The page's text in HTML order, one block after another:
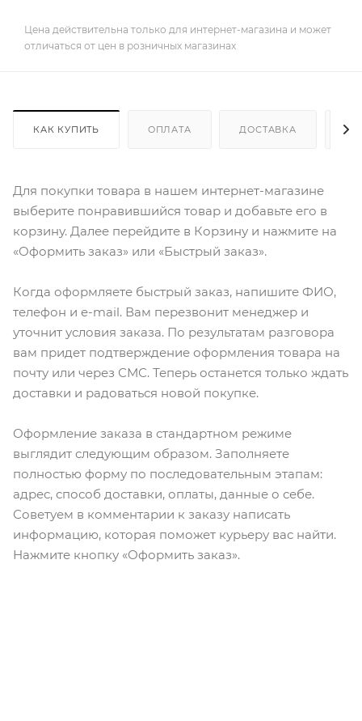
Цена действительна только для интернет-магазина и может
отличаться от цен в розничных магазинах
КАК КУПИТЬ ОПЛАТА ДОСТАВКА
Для покупки товара в нашем интернет-магазине
выберите понравившийся товар и добавьте его в
корзину. Далее перейдите в Корзину и нажмите на
«Оформить заказ» или «Быстрый заказ».
Когда оформляете быстрый заказ, напишите ФИО,
телефон и e-mail. Вам перезвонит менеджер и
уточнит условия заказа. По результатам разговора
вам придет подтверждение оформления товара на
почту или через СМС. Теперь останется только ждать
доставки и радоваться новой покупке.
Оформление заказа в стандартном режиме
выглядит следующим образом. Заполняете
полностью форму по последовательным этапам:
адрес, способ доставки, оплаты, данные о себе.
Советуем в комментарии к заказу написать
информацию, которая поможет курьеру вас найти.
Нажмите кнопку «Оформить заказ».